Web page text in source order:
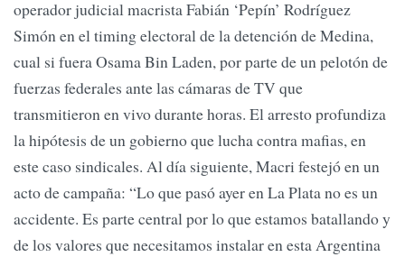
operador judicial macrista Fabián ‘Pepín’ Rodríguez
Simón en el timing electoral de la detención de Medina,
cual si fuera Osama Bin Laden, por parte de un pelotón de
fuerzas federales ante las cámaras de TV que
transmitieron en vivo durante horas. El arresto profundiza
la hipótesis de un gobierno que lucha contra mafias, en
este caso sindicales. Al día siguiente, Macri festejó en un
acto de campaña: “Lo que pasó ayer en La Plata no es un
accidente. Es parte central por lo que estamos batallando y
de los valores que necesitamos instalar en esta Argentina